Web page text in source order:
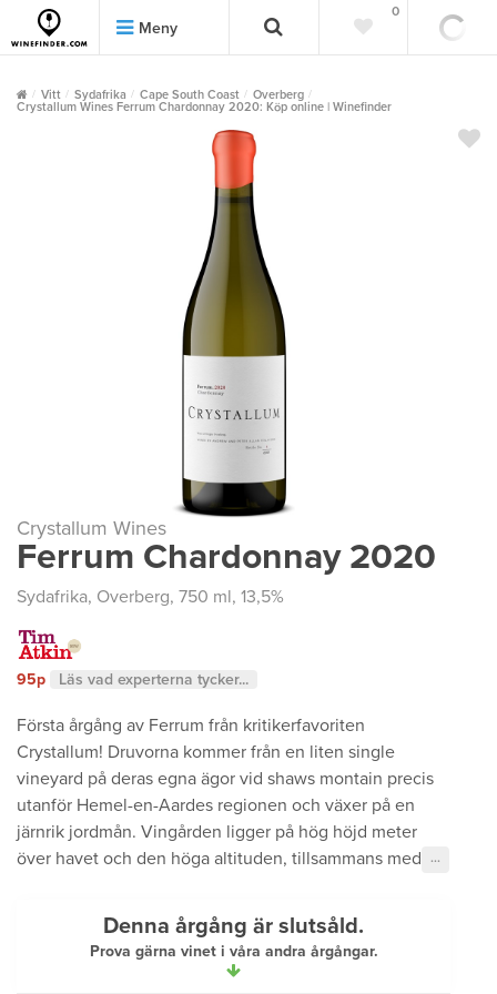
Meny
0
Vitt Sydafrika Cape South Coast
Overberg
Crystallum Wines Ferrum Chardonnay 2020: Köp online | Winefinder
Crystallum Wines
Ferrum Chardonnay 2020
Sydafrika, Overberg, 750 ml, 13,5%
95p Läs vad experterna tycker...
Första årgång av Ferrum från kritikerfavoriten
Crystallum! Druvorna kommer från en liten single
vineyard på deras egna ägor vid shaws montain precis
utanför Hemel-en-Aardes regionen och växer på en
järnrik jordmån. Vingården ligger på hög höjd meter
över havet och den höga altituden, tillsammans med
···
Denna årgång är slutsåld.
Prova gärna vinet i våra andra årgångar.
""